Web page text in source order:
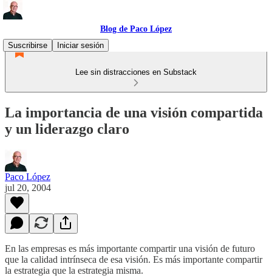
Blog de Paco López
Suscribirse
Iniciar sesión
Lee sin distracciones en Substack
La importancia de una visión compartida
y un liderazgo claro
Paco López
jul 20, 2004
En las empresas es más importante compartir una visión de futuro
que la calidad intrínseca de esa visión. Es más importante compartir
la estrategia que la estrategia misma.